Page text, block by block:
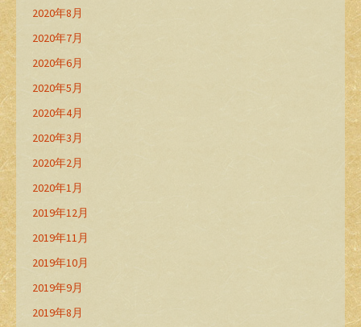
2020年8月
2020年7月
2020年6月
2020年5月
2020年4月
2020年3月
2020年2月
2020年1月
2019年12月
2019年11月
2019年10月
2019年9月
2019年8月